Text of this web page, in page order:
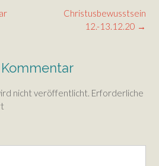
Christusbewusstsein
12.-13.12.20 →
nicht veröffentlicht. Erforderliche